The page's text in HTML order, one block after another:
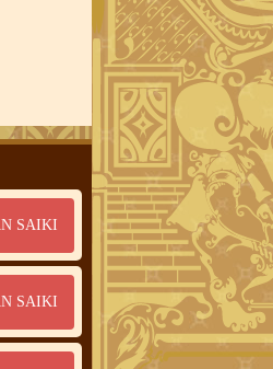
SAIKI
SAIKI